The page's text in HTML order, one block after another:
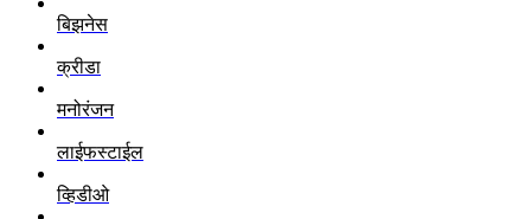
बिझनेस
क्रीडा
मनोरंजन
लाईफस्टाईल
व्हिडीओ